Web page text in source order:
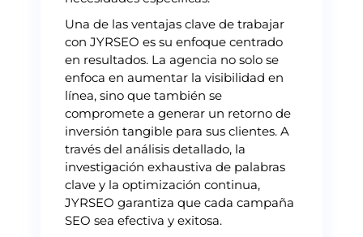
Una de las ventajas clave de trabajar
con JYRSEO es su enfoque centrado
en resultados. La agencia no solo se
enfoca en aumentar la visibilidad en
línea, sino que también se
compromete a generar un retorno de
inversión tangible para sus clientes. A
través del análisis detallado, la
investigación exhaustiva de palabras
clave y la optimización continua,
JYRSEO garantiza que cada campaña
SEO sea efectiva y exitosa.